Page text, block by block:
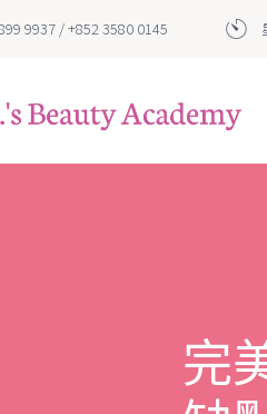
9937 / +852 3580 0145
完